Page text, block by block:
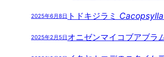
2025年6月8日 トドキジラミ
2025年2月5日 オニゼンマイコブアブラ